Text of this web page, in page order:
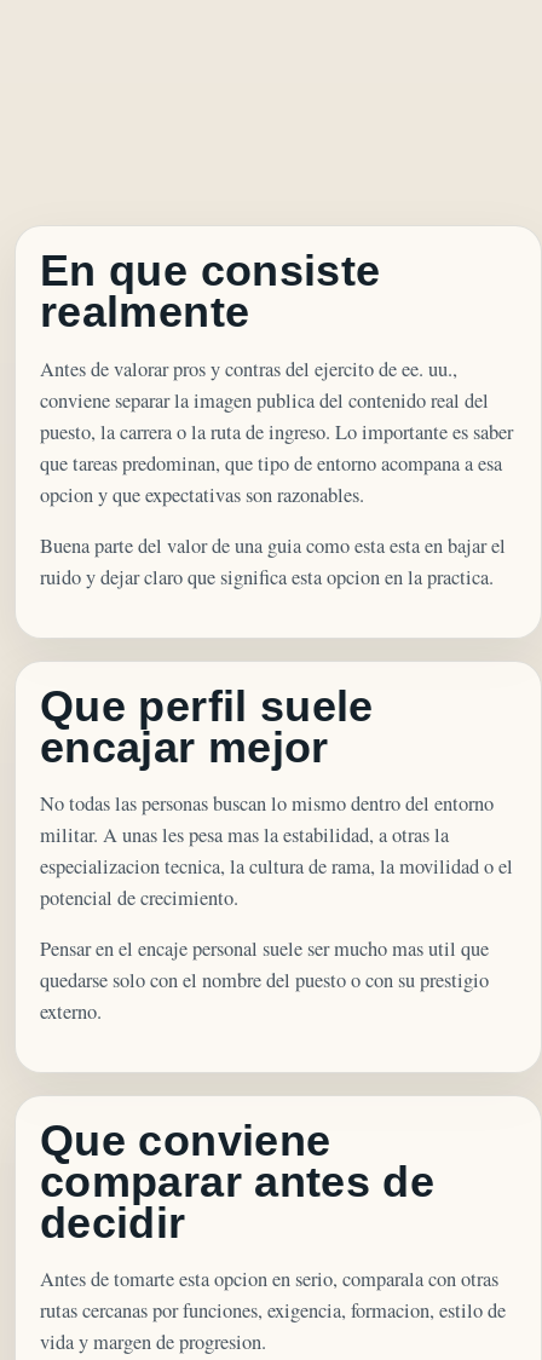
En que consiste
realmente
Antes de valorar pros y contras del ejercito de ee. uu.,
conviene separar la imagen publica del contenido real del
puesto, la carrera o la ruta de ingreso. Lo importante es saber
que tareas predominan, que tipo de entorno acompana a esa
opcion y que expectativas son razonables.
Buena parte del valor de una guia como esta esta en bajar el
ruido y dejar claro que significa esta opcion en la practica.
Que perfil suele
encajar mejor
No todas las personas buscan lo mismo dentro del entorno
militar. A unas les pesa mas la estabilidad, a otras la
especializacion tecnica, la cultura de rama, la movilidad o el
potencial de crecimiento.
Pensar en el encaje personal suele ser mucho mas util que
quedarse solo con el nombre del puesto o con su prestigio
externo.
Que conviene
comparar antes de
decidir
Antes de tomarte esta opcion en serio, comparala con otras
rutas cercanas por funciones, exigencia, formacion, estilo de
vida y margen de progresion.